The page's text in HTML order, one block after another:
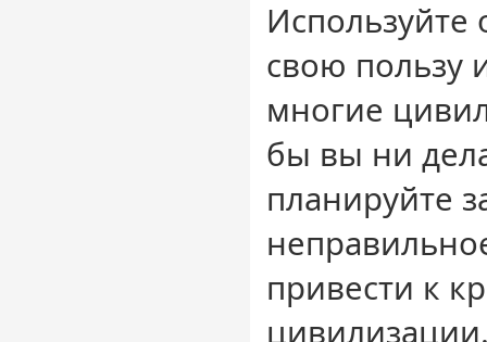
свою пользу
многие
бы вы ни
планируйте
привести к